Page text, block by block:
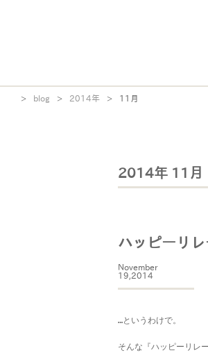
> blog > 2014年 > 11月
2014年 11月
ハッピーリ
November
19,2014
…というわけで。
そんな『ハッピーリレ